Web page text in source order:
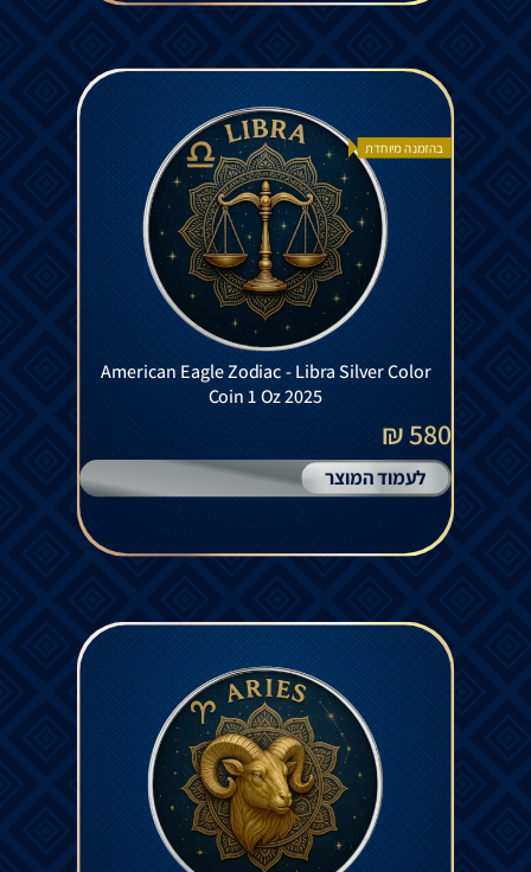
בהזמנה מיוחדת
American Eagle Zodiac - Libra Silver Color
Coin 1 Oz 2025
580 ₪
לעמוד המוצר